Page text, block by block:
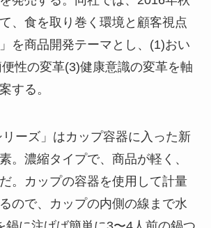
、食を取り巻く環境と顧客視点
を商品開発テーマとし、(1)おい
性の変革(3)健康意識の変革を軸
する。
ーズ」はカップ容器に入った新
。濃縮タイプで、商品が軽く、
。カップの容器を使用して計量
ので、カップの内側の線まで水